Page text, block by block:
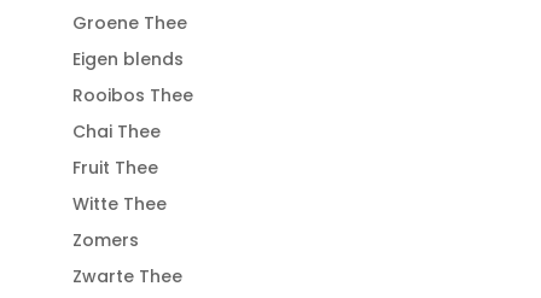
Groene Thee
Eigen blends
Rooibos Thee
Chai Thee
Fruit Thee
Witte Thee
Zomers
Zwarte Thee